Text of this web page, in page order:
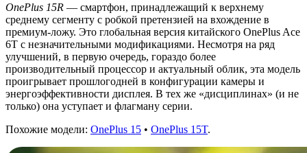
OnePlus 15R — смартфон, принадлежащий к верхнему
среднему сегменту с робкой претензией на вхождение в
премиум-ложу. Это глобальная версия китайского OnePlus Ace
6T с незначительными модификациями. Несмотря на ряд
улучшений, в первую очередь, гораздо более
производительный процессор и актуальный облик, эта модель
проигрывает прошлогодней в конфигурации камеры и
энергоэффективности дисплея. В тех же «дисциплинах» (и не
только) она уступает и флагману серии.
Похожие модели: OnePlus 15 • OnePlus 15T.